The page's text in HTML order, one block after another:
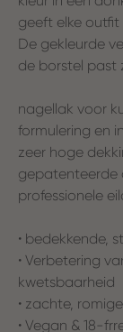
geeft elke
De gekleurde
de borstel past
nagellak voor
formulering en
zeer hoge
gepatenteerde
professionele
• bedekkende,
• Verbetering
kwetsbaarheid
• zachte,
• Vegan & 18-